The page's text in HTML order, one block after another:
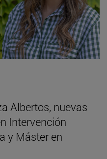
Albertos, nuevas
Intervención
y Máster en